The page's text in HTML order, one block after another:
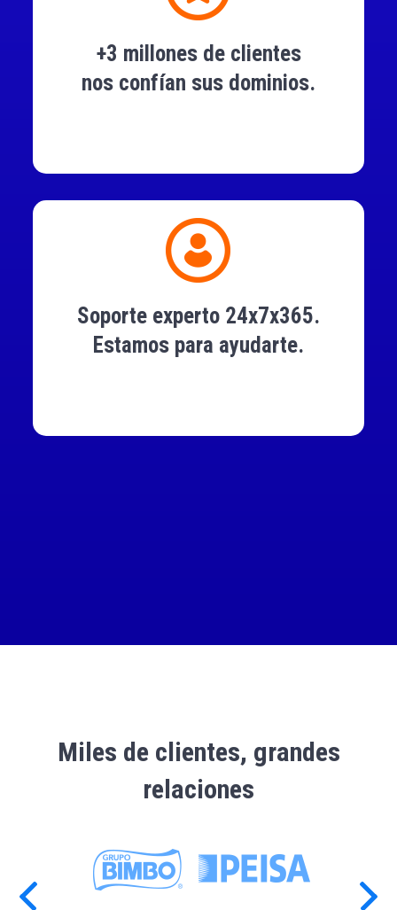
+3 millones de clientes
nos confían sus dominios.
Soporte experto 24x7x365.
Estamos para ayudarte.
Miles de clientes, grandes
relaciones